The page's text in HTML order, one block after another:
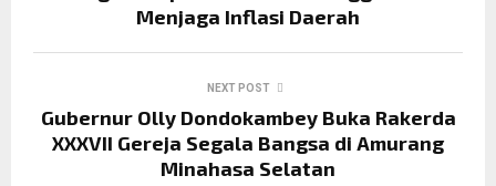
Menjaga Inflasi Daerah
NEXT POST
Gubernur Olly Dondokambey Buka Rakerda
XXXVII Gereja Segala Bangsa di Amurang
Minahasa Selatan